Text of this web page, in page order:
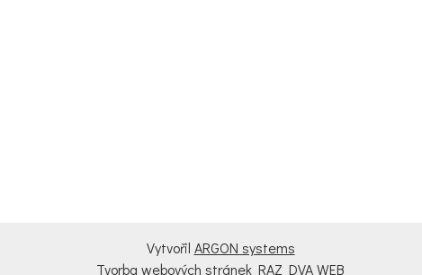
Vytvořil ARGON systems
Tvorba webových stránek RAZ DVA WEB